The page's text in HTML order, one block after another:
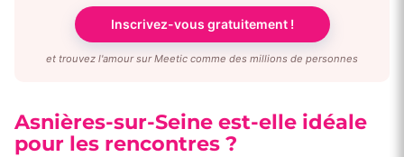
Inscrivez-vous gratuitement !
et trouvez l'amour sur Meetic comme des millions de personnes
Asnières-sur-Seine est-elle idéale
pour les rencontres ?